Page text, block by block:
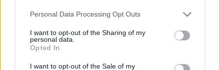
negar su consentimiento. Tenga en cuenta que algún
de su consentimiento, pero usted tiene el derecho de
rechazar tal procesamiento. Sus preferencias se aplicarán
cualquier momento entrando de nuevo en este sitio web o
Personal Data Processing Opt Outs
I want to opt-out of the Sharing of my
personal data.
Opted In
I want to opt-out of the Sale of my